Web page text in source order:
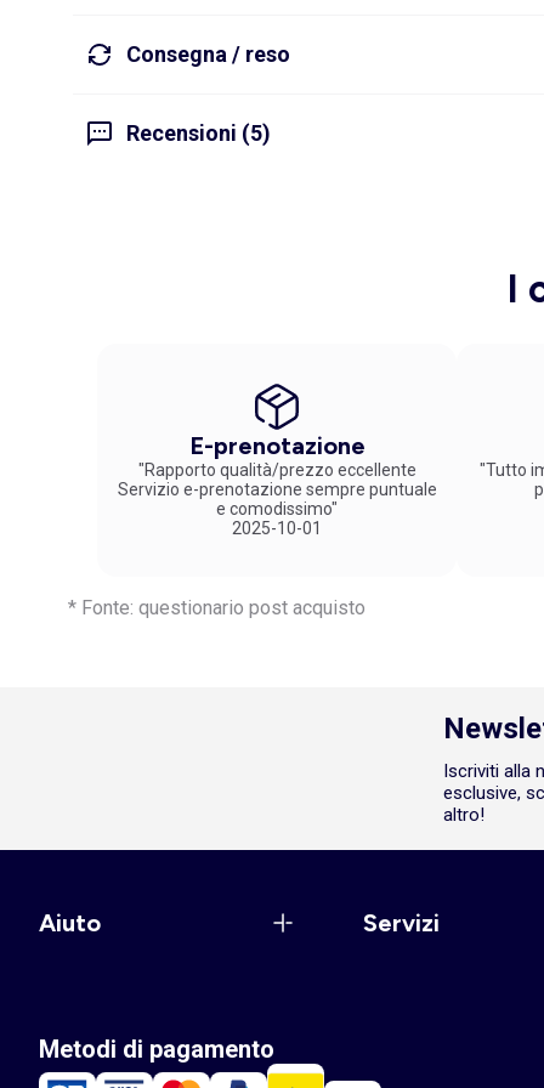
Consegna / reso
Recensioni (5)
I
E-prenotazione
"Rapporto qualità/prezzo eccellente
Servizio e-prenotazione sempre puntuale
e comodissimo"
2025-10-01
"Tutto
* Fonte: questionario post acquisto
Iscriviti alla
esclusive,
altro!
Aiuto Servizi
Metodi di pagamento